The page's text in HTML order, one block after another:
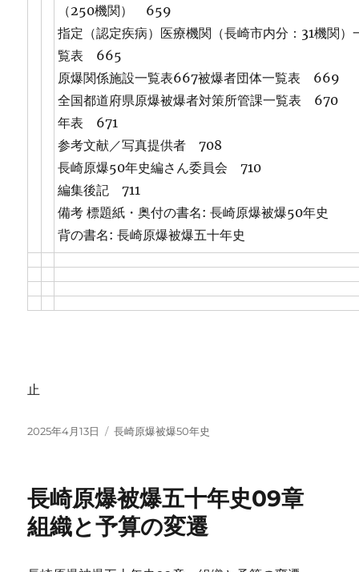
（250機関） 659
指定（認定疾病）医療機関（長崎市内分：31機関）
覧表 665
原爆関係施設一覧表667被爆者団体一覧表 669
全国都道府県原爆被爆者対策所管課一覧表 670
年表 671
参考文献／写真提供者 708
長崎原爆50年史編さん委員会 710
編集後記 711
備考 標題紙・奥付の書名: 長崎原爆被爆50年史
背の書名: 長崎原爆被爆五十年史
止
投
2025年4月13日
カ
ー
長崎原爆被爆50年史
長崎原爆被爆五十年史09章
組織と予算の変遷